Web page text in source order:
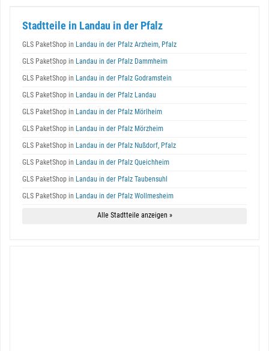
Stadtteile in Landau in der Pfalz
GLS PaketShop in Landau in der Pfalz Arzheim, Pfalz
GLS PaketShop in Landau in der Pfalz Dammheim
GLS PaketShop in Landau in der Pfalz Godramstein
GLS PaketShop in Landau in der Pfalz Landau
GLS PaketShop in Landau in der Pfalz Mörlheim
GLS PaketShop in Landau in der Pfalz Mörzheim
GLS PaketShop in Landau in der Pfalz Nußdorf, Pfalz
GLS PaketShop in Landau in der Pfalz Queichheim
GLS PaketShop in Landau in der Pfalz Taubensuhl
GLS PaketShop in Landau in der Pfalz Wollmesheim
Alle Stadtteile anzeigen »